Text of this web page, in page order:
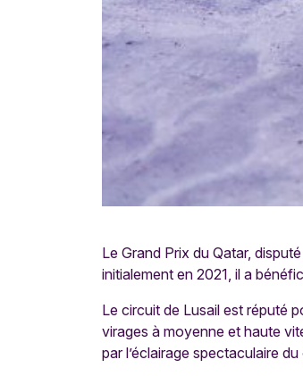
Le Grand Prix du Qatar,
initialement en 2021, il a
Le circuit de Lusail est réputé
virages à moyenne et haute
par l’éclairage spectaculaire du